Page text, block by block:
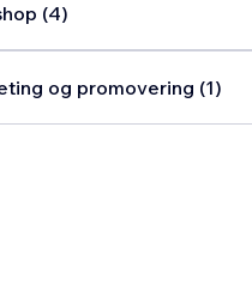
(4)
og promovering (1)